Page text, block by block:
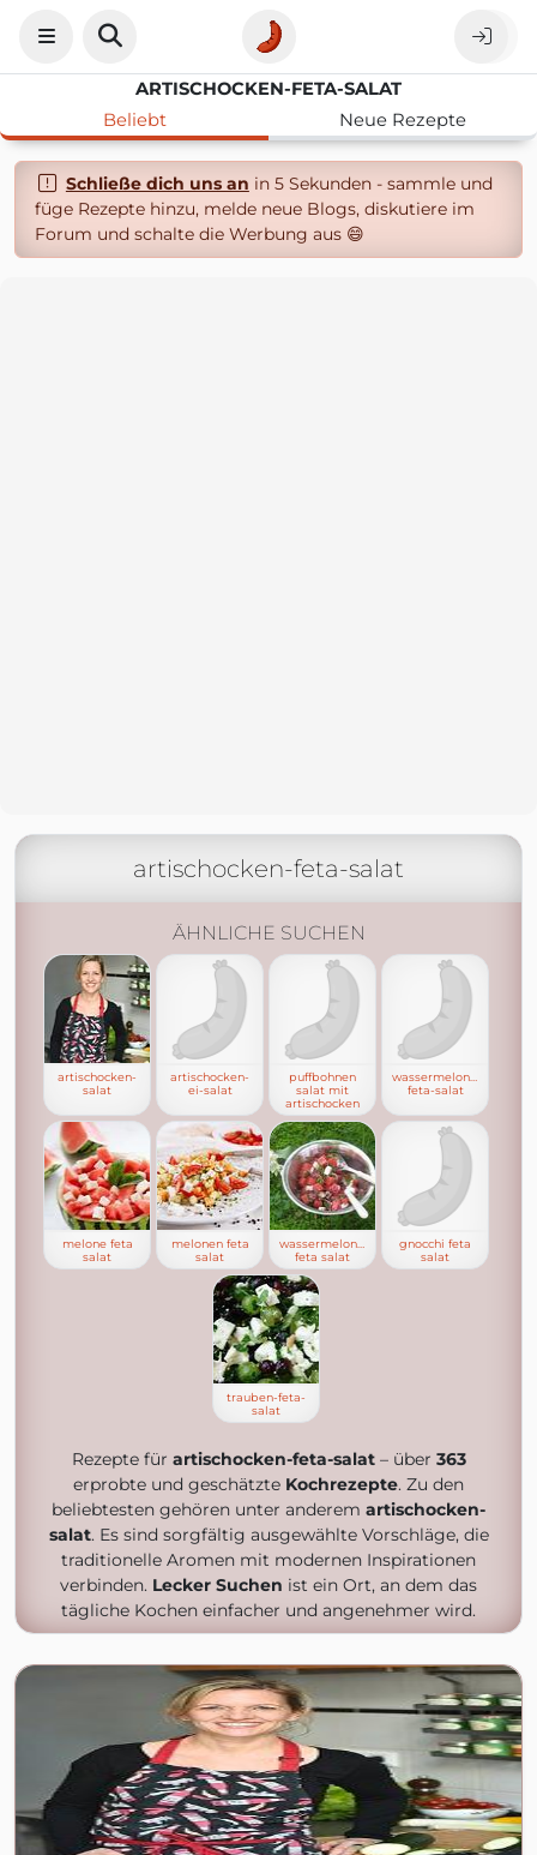
ARTISCHOCKEN-FETA-SALAT
Beliebt
Neue Rezepte
Schließe dich uns an in 5 Sekunden - sammle und
füge Rezepte hinzu, melde neue Blogs, diskutiere im
Forum und schalte die Werbung aus 😄
artischocken-feta-salat
ÄHNLICHE SUCHEN
artischocken-
salat
artischocken-
ei-salat
puffbohnen
salat mit
artischocken
wassermelone-
feta-salat
melone feta
salat
melonen feta
salat
wassermelonen
feta salat
gnocchi feta
salat
trauben-feta-
salat
Rezepte für artischocken-feta-salat– über 363
erprobte und geschätzte Kochrezepte. Zu den
beliebtesten gehören unter anderem artischocken-
salat. Es sind sorgfältig ausgewählte Vorschläge, die
traditionelle Aromen mit modernen Inspirationen
verbinden. Lecker Suchen ist ein Ort, an dem das
tägliche Kochen einfacher und angenehmer wird.